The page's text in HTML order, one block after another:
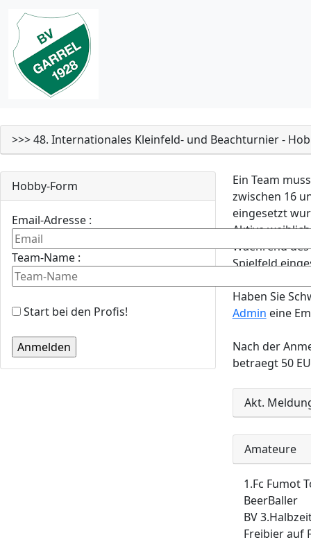
>>> 48. Internationales Kleinfeld- und Beachturnier -
Hobby-Form
Email-Adresse :
Team-Name :
Start bei den Profis!
Ein Team
zwischen 16
eingesetzt
Aktive
Waehrend
Spielfeld
Haben Sie
Admin eine
Nach der
betraegt 50
Akt.
Amateure
1.Fc Fumot
BeerBaller
BV
Freibier auf